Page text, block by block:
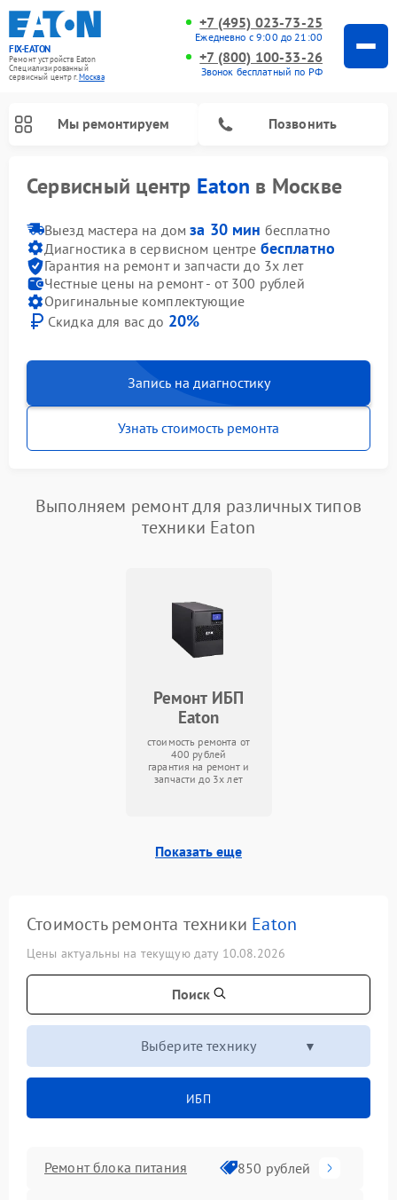
FIX-EATON
Ремонт устройств Eaton
Специализированный
cервисный центр г.Москва
+7 (495) 023-73-25
Ежедневно с 9:00 до 21:00
+7 (800) 100-33-26
Звонок бесплатный по РФ
Мы ремонтируем Позвонить
Сервисный центр Eaton в Москве
Выезд мастера на домза 30 мин бесплатно
Диагностика в сервисном центре бесплатно
Гарантия на ремонт и запчасти до 3х лет
Честные цены на ремонт - от 300 рублей
Оригинальные комплектующие
Скидка для вас до 20%
Запись на диагностику
Узнать стоимость ремонта
Выполняем ремонт для различных типов
техники Eaton
Ремонт ИБП
Eaton
стоимость ремонта от
400 рублей
гарантия на ремонт и
запчасти до 3х лет
Показать еще
Стоимость ремонта техники Eaton
Цены актуальны на текущую дату 10.08.2026
Поиск
Выберите технику
ИБП
Ремонт блока питания 850 рублей